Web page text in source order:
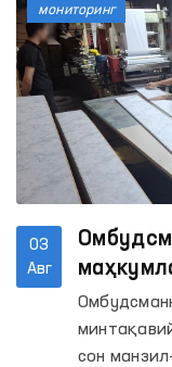
03
Авг
сон
мониторинг